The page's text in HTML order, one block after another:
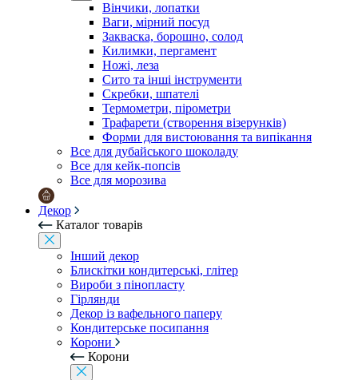
Вінчики, лопатки
Ваги, мірний посуд
Закваска, борошно, солод
Килимки, пергамент
Ножі, леза
Сито та інші інструменти
Скребки, шпателі
Термометри, пірометри
Трафарети (створення візерунків)
Форми для вистоювання та випікання
Все для дубайського шоколаду
Все для кейк-попсів
Все для морозива
Декор
Каталог товарів
Інший декор
Блискітки кондитерські, глітер
Вироби з пінопласту
Гірлянди
Декор із вафельного паперу
Кондитерське посипання
Корони
Корони